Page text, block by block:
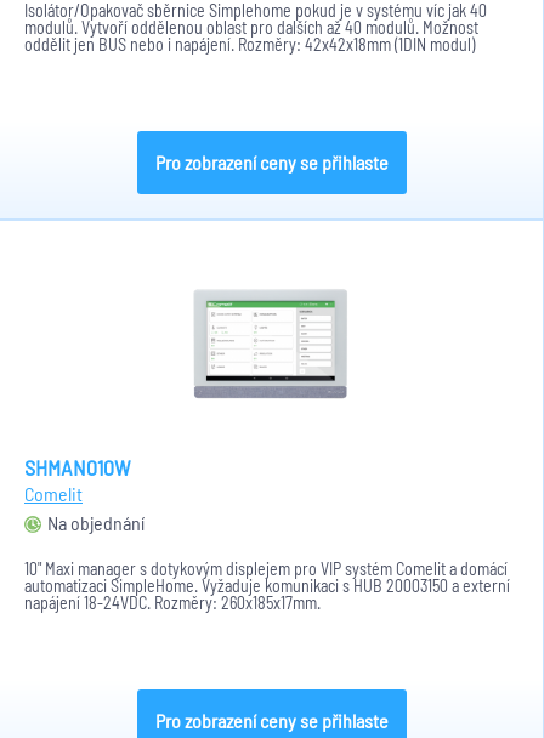
Isolátor/Opakovač sběrnice Simplehome pokud je v systému víc jak 40
modulů. Vytvoří oddělenou oblast pro dalších až 40 modulů. Možnost
oddělit jen BUS nebo i napájení. Rozměry: 42x42x18mm (1DIN modul)
Pro zobrazení ceny se přihlaste
SHMAN010W
Comelit
Na objednání
10" Maxi manager s dotykovým displejem pro VIP systém Comelit a domácí
automatizaci SimpleHome. Vyžaduje komunikaci s HUB 20003150 a externí
napájení 18-24VDC. Rozměry: 260x185x17mm.
Pro zobrazení ceny se přihlaste